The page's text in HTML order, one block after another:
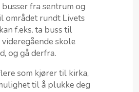
fra sentrum og
området rundt Livets
f.eks. ta buss til
skole
og gå derfra.
som kjører til kirka,
til å plukke deg